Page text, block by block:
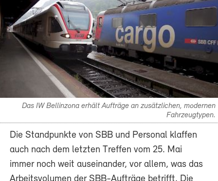
Das IW Bellinzona erhält Aufträge an zusätzlichen, modernen
Fahrzeugtypen.
Die Standpunkte von SBB und Personal klaffen
auch nach dem letzten Treffen vom 25. Mai
immer noch weit auseinander, vor allem, was das
Arbeitsvolumen der SBB-Aufträge betrifft. Die